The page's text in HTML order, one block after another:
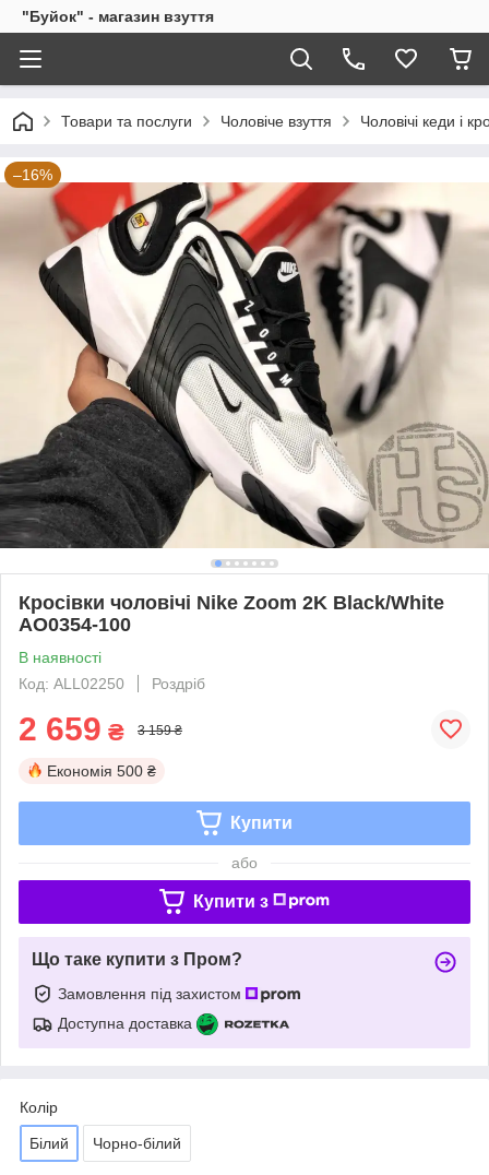
"Буйок" - магазин взуття
Товари та послуги Чоловіче взуття Чоловічі кеди і
–16%
Кросівки чоловічі Nike Zoom 2K Black/White
AO0354-100
В наявності
Код: ALL02250
Роздріб
2 659 ₴ 3 159 ₴
Економія 500 ₴
Купити
або
Купити з
Що таке купити з Пром?
Замовлення під захистом
Доступна доставка
Колір
Білий Чорно-білий